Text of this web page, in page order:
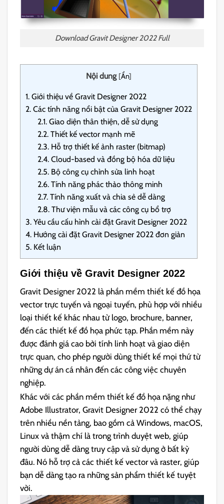
Download Gravit Designer 2022 Full
Nội dung [Ẩn]
1. Giới thiệu về Gravit Designer 2022
2. Các tính năng nổi bật của Gravit Designer 2022
2.1. Giao diện thân thiện, dễ sử dụng
2.2. Thiết kế vector mạnh mẽ
2.3. Hỗ trợ thiết kế ảnh raster (bitmap)
2.4. Cloud-based và đồng bộ hóa dữ liệu
2.5. Bộ công cụ chỉnh sửa linh hoạt
2.6. Tính năng phác thảo thông minh
2.7. Tính năng xuất và chia sẻ dễ dàng
2.8. Thư viện mẫu và các công cụ bổ trợ
3. Yêu cầu cấu hình cài đặt Gravit Designer 2022
4. Hướng cài đặt Gravit Designer 2022 đơn giản
5. Kết luận
Giới thiệu về Gravit Designer 2022
Gravit Designer 2022 là phần mềm thiết kế đồ họa
vector trực tuyến và ngoại tuyến, phù hợp với nhiều
loại thiết kế khác nhau từ logo, brochure, banner,
đến các thiết kế đồ họa phức tạp. Phần mềm này
được đánh giá cao bởi tính linh hoạt và giao diện
trực quan, cho phép người dùng thiết kế mọi thứ từ
những dự án cá nhân đến các công việc chuyên
nghiệp.
Khác với các phần mềm thiết kế đồ họa nặng như
Adobe Illustrator, Gravit Designer 2022 có thể chạy
trên nhiều nền tảng, bao gồm cả Windows, macOS,
Linux và thậm chí là trong trình duyệt web, giúp
người dùng dễ dàng truy cập và sử dụng ở bất kỳ
đâu. Nó hỗ trợ cả các thiết kế vector và raster, giúp
bạn dễ dàng tạo ra những sản phẩm thiết kế tuyệt
vời.